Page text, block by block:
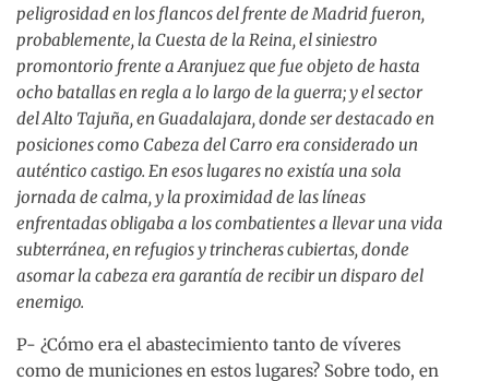
peligrosidad en los flancos del frente de Madrid fueron,
probablemente, la Cuesta de la Reina, el siniestro
promontorio frente a Aranjuez que fue objeto de hasta
ocho batallas en regla a lo largo de la guerra; y el sector
del Alto Tajuña, en Guadalajara, donde ser destacado en
posiciones como Cabeza del Carro era considerado un
auténtico castigo. En esos lugares no existía una sola
jornada de calma, y la proximidad de las líneas
enfrentadas obligaba a los combatientes a llevar una vida
subterránea, en refugios y trincheras cubiertas, donde
asomar la cabeza era garantía de recibir un disparo del
enemigo.
P- ¿Cómo era el abastecimiento tanto de víveres
como de municiones en estos lugares? Sobre todo, en